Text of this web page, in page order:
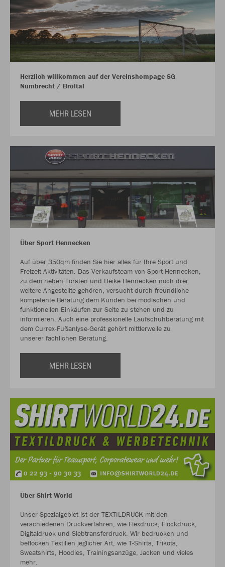
Herzlich willkommen auf der Vereinshompage SG
Nümbrecht / Bröltal
MEHR LESEN
Über Sport Hennecken
Auf über 350qm finden Sie hier alles für Ihre Sport und
Freizeit-Aktivitäten. Das Verkaufsteam von Sport Hennecken,
zu dem neben Torsten und Heike Hennecken noch drei
weitere Angestellte gehören, versucht durch freundliche
kompetente Beratung dem Kunden bei modischen und
funktionellen Einkäufen zur Seite zu stehen und zu
informieren. Auch eine professionelle Laufschuhberatung mit
dem Currex-Fußanlyse-Gerät gehört mittlerweile zu
unserer fachlichen Beratung.
MEHR LESEN
Über Shirt World
Unser Spezialgebiet ist der TEXTILDRUCK mit den
verschiedenen Druckverfahren, wie Flexdruck, Flockdruck,
Digitaldruck und Siebtransferdruck. Wir bedrucken und
beflocken Textilien jeglicher Art, wie T-Shirts, Trikots,
Sweatshirts, Hoodies, Trainingsanzüge, Jacken und vieles
mehr.